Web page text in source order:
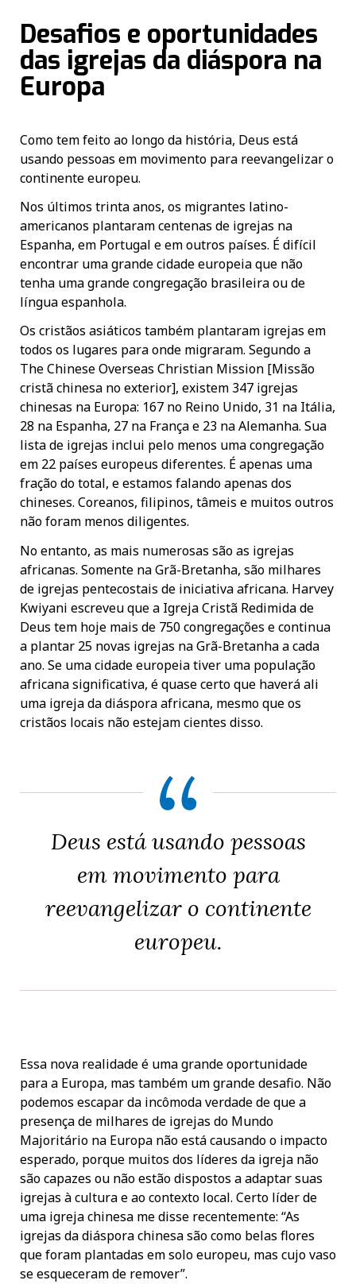
Desafios e oportunidades
das igrejas da diáspora na
Europa
Como tem feito ao longo da história, Deus está
usando pessoas em movimento para reevangelizar o
continente europeu.
Nos últimos trinta anos, os migrantes latino-
americanos plantaram centenas de igrejas na
Espanha, em Portugal e em outros países. É difícil
encontrar uma grande cidade europeia que não
tenha uma grande congregação brasileira ou de
língua espanhola.
Os cristãos asiáticos também plantaram igrejas em
todos os lugares para onde migraram. Segundo a
The Chinese Overseas Christian Mission [Missão
cristã chinesa no exterior], existem 347 igrejas
chinesas na Europa: 167 no Reino Unido, 31 na Itália,
28 na Espanha, 27 na França e 23 na Alemanha. Sua
lista de igrejas inclui pelo menos uma congregação
em 22 países europeus diferentes. É apenas uma
fração do total, e estamos falando apenas dos
chineses. Coreanos, filipinos, tâmeis e muitos outros
não foram menos diligentes.
No entanto, as mais numerosas são as igrejas
africanas. Somente na Grã-Bretanha, são milhares
de igrejas pentecostais de iniciativa africana. Harvey
Kwiyani escreveu que a Igreja Cristã Redimida de
Deus tem hoje mais de 750 congregações e continua
a plantar 25 novas igrejas na Grã-Bretanha a cada
ano. Se uma cidade europeia tiver uma população
africana significativa, é quase certo que haverá ali
uma igreja da diáspora africana, mesmo que os
cristãos locais não estejam cientes disso.
Deus está usando pessoas
em movimento para
reevangelizar o continente
europeu.
Essa nova realidade é uma grande oportunidade
para a Europa, mas também um grande desafio. Não
podemos escapar da incômoda verdade de que a
presença de milhares de igrejas do Mundo
Majoritário na Europa não está causando o impacto
esperado, porque muitos dos líderes da igreja não
são capazes ou não estão dispostos a adaptar suas
igrejas à cultura e ao contexto local. Certo líder de
uma igreja chinesa me disse recentemente: “As
igrejas da diáspora chinesa são como belas flores
que foram plantadas em solo europeu, mas cujo vaso
se esqueceram de remover”.